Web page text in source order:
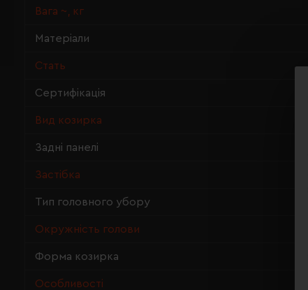
Вага ~, кг
Матеріали
Стать
Сертифікація
Вид козирка
Задні панелі
Застібка
Тип головного убору
Окружність голови
Форма козирка
Особливості